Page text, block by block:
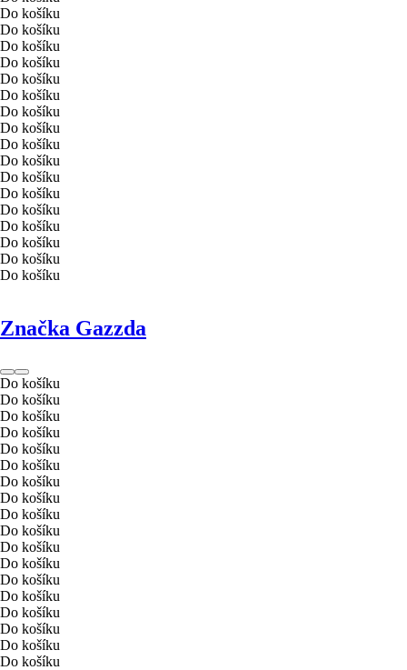
Do košíku
Do košíku
Do košíku
Do košíku
Do košíku
Do košíku
Do košíku
Do košíku
Do košíku
Do košíku
Do košíku
Do košíku
Do košíku
Do košíku
Do košíku
Do košíku
Do košíku
Značka Gazzda
Do košíku
Do košíku
Do košíku
Do košíku
Do košíku
Do košíku
Do košíku
Do košíku
Do košíku
Do košíku
Do košíku
Do košíku
Do košíku
Do košíku
Do košíku
Do košíku
Do košíku
Do košíku